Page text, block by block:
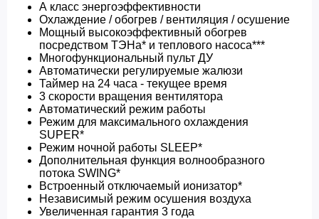
А класс энергоэффективности
Охлаждение / обогрев / вентиляция / осушение
Мощный высокоэффективный обогрев
посредством ТЭНа* и теплового насоса***
Многофункциональный пульт ДУ
Автоматически регулируемые жалюзи
Таймер на 24 часа - текущее время
3 скорости вращения вентилятора
Автоматический режим работы
Режим для максимального охлаждения
SUPER*
Режим ночной работы SLEEP*
Дополнительная функция волнообразного
потока SWING*
Встроенный отключаемый ионизатор*
Независимый режим осушения воздуха
Увеличенная гарантия 3 года